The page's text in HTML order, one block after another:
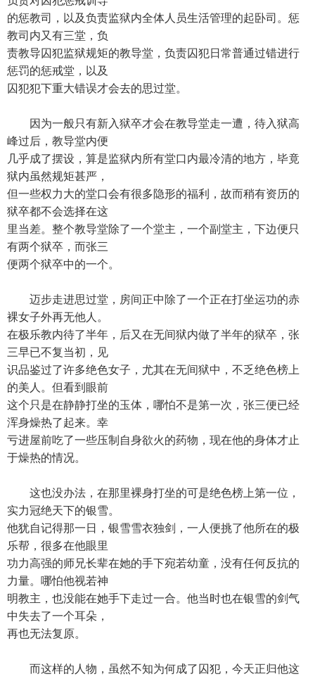
的惩教司，以及负责监狱内全体人员生活管理的起卧司。惩
教司内又有三堂，负
责教导囚犯监狱规矩的教导堂，负责囚犯日常普通过错进行
惩罚的惩戒堂，以及
囚犯犯下重大错误才会去的思过堂。
因为一般只有新入狱卒才会在教导堂走一遭，待入狱高
峰过后，教导堂内便
几乎成了摆设，算是监狱内所有堂口内最冷清的地方，毕竟
狱内虽然规矩甚严，
但一些权力大的堂口会有很多隐形的福利，故而稍有资历的
狱卒都不会选择在这
里当差。整个教导堂除了一个堂主，一个副堂主，下边便只
有两个狱卒，而张三
便两个狱卒中的一个。
迈步走进思过堂，房间正中除了一个正在打坐运功的赤
裸女子外再无他人。
在极乐教内待了半年，后又在无间狱内做了半年的狱卒，张
三早已不复当初，见
识品鉴过了许多绝色女子，尤其在无间狱中，不乏绝色榜上
的美人。但看到眼前
这个只是在静静打坐的玉体，哪怕不是第一次，张三便已经
浑身燥热了起来。幸
亏进屋前吃了一些压制自身欲火的药物，现在他的身体才止
于燥热的情况。
这也没办法，在那里裸身打坐的可是绝色榜上第一位，
实力冠绝天下的银雪。
他犹自记得那一日，银雪雪衣独剑，一人便挑了他所在的极
乐帮，很多在他眼里
功力高强的师兄长辈在她的手下宛若幼童，没有任何反抗的
力量。哪怕他视若神
明教主，也没能在她手下走过一合。他当时也在银雪的剑气
中失去了一个耳朵，
再也无法复原。
而这样的人物，虽然不知为何成了囚犯，今天正归他这